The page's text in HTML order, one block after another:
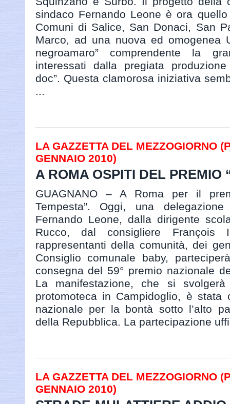
sindaco Fernando Leone è ora
Comuni di Salice, San Donaci, San
Marco, ad una nuova ed omogenea
negroamaro” comprendente la
interessati dalla pregiata
doc”. Questa clamorosa iniziativa
...
LA GAZZETTA DEL MEZZOGIORNO
GENNAIO 2010)
A ROMA OSPITI DEL PREMIO
GUAGNANO – A Roma per il
Tempesta”. Oggi, una
Fernando Leone, dalla dirigente
Rucco, dal consigliere
rappresentanti della comunità, dei
Consiglio comunale baby,
consegna del 59° premio nazionale
La manifestazione, che si
protomoteca in Campidoglio, è stata
nazionale per la bontà sotto l’alto
della Repubblica. La partecipazione
LA GAZZETTA DEL MEZZOGIORNO
GENNAIO 2010)